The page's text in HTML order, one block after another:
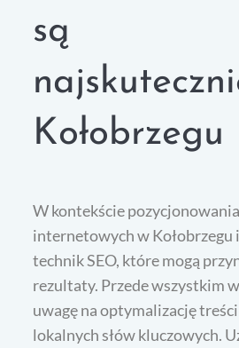
są
Kołobrzegu
W kontekście
internetowych w
technik SEO, które mogą
rezultaty. Przede wszystkim
uwagę na optymalizację
lokalnych słów kluczowych.